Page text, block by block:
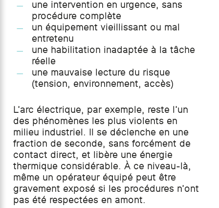
une intervention en urgence, sans
procédure complète
un équipement vieillissant ou mal
entretenu
une habilitation inadaptée à la tâche
réelle
une mauvaise lecture du risque
(tension, environnement, accès)
L’arc électrique, par exemple, reste l’un
des phénomènes les plus violents en
milieu industriel. Il se déclenche en une
fraction de seconde, sans forcément de
contact direct, et libère une énergie
thermique considérable. À ce niveau-là,
même un opérateur équipé peut être
gravement exposé si les procédures n’ont
pas été respectées en amont.